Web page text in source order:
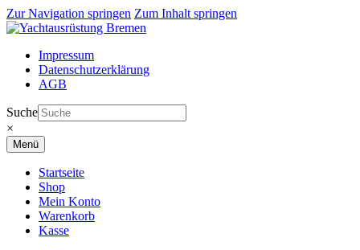
Zur Navigation springen Zum Inhalt springen
Impressum
Datenschutzerklärung
AGB
Suche
×
Menü
Startseite
Shop
Mein Konto
Warenkorb
Kasse